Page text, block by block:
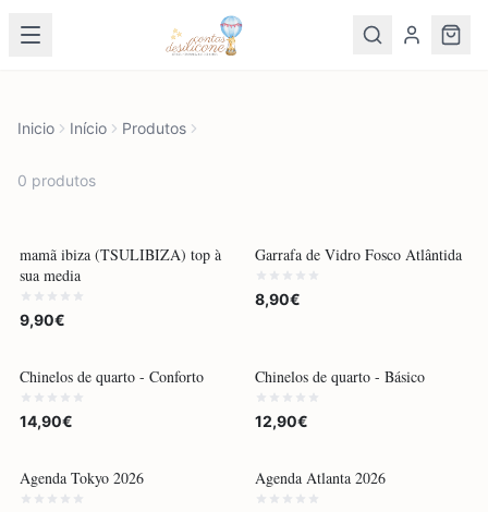
Inicio Início Produtos
0 produtos
mamã ibiza (TSULIBIZA) top à
sua media
9,90€
Garrafa de Vidro Fosco Atlântida
8,90€
Chinelos de quarto - Conforto
14,90€
Chinelos de quarto - Básico
12,90€
Agenda Tokyo 2026 Agenda Atlanta 2026